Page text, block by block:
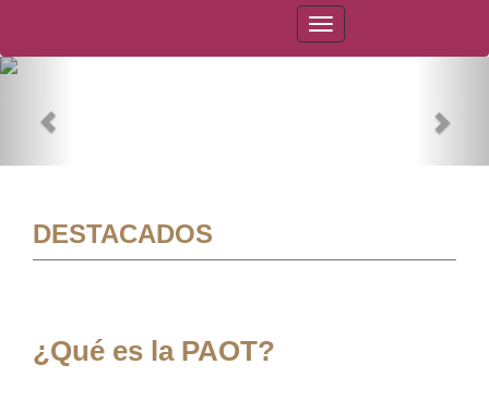
PAOT
DESTACADOS
¿Qué es la PAOT?